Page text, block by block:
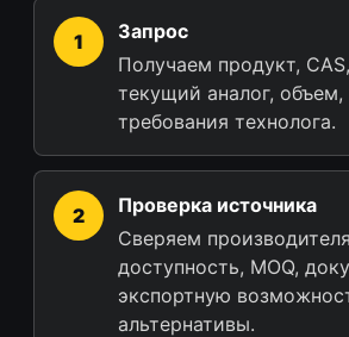
Запрос
Получаем продукт,
текущий аналог, объем,
требования технолога.
Проверка источника
Сверяем
доступность, MOQ,
экспортную
альтернативы.